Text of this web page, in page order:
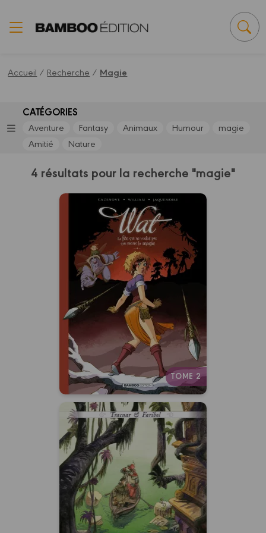
Accueil / Recherche / Magie
CATÉGORIES
Aventure Fantasy Animaux Humour
magie
Amitié
Nature
4 résultats pour la recherche "magie"
TOME 2
Wat
Tome 02/2
Date de parution :
25/05/2022
Pas évident de retourner à la
campagne quand on a connu le
confort de la ville… même pour
une fée !
Autres tomes
Tracnar et Faribol
Tome 02
Date de parution :
02/03/2022
Une aventure animalière pleine
d’action et de magie !